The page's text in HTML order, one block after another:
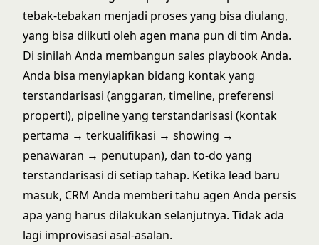
tebak-tebakan menjadi proses yang bisa diulang,
yang bisa diikuti oleh agen mana pun di tim Anda.
Di sinilah Anda membangun sales playbook Anda.
Anda bisa menyiapkan bidang kontak yang
terstandarisasi (anggaran, timeline, preferensi
properti), pipeline yang terstandarisasi (kontak
pertama → terkualifikasi → showing →
penawaran → penutupan), dan to-do yang
terstandarisasi di setiap tahap. Ketika lead baru
masuk, CRM Anda memberi tahu agen Anda persis
apa yang harus dilakukan selanjutnya. Tidak ada
lagi improvisasi asal-asalan.